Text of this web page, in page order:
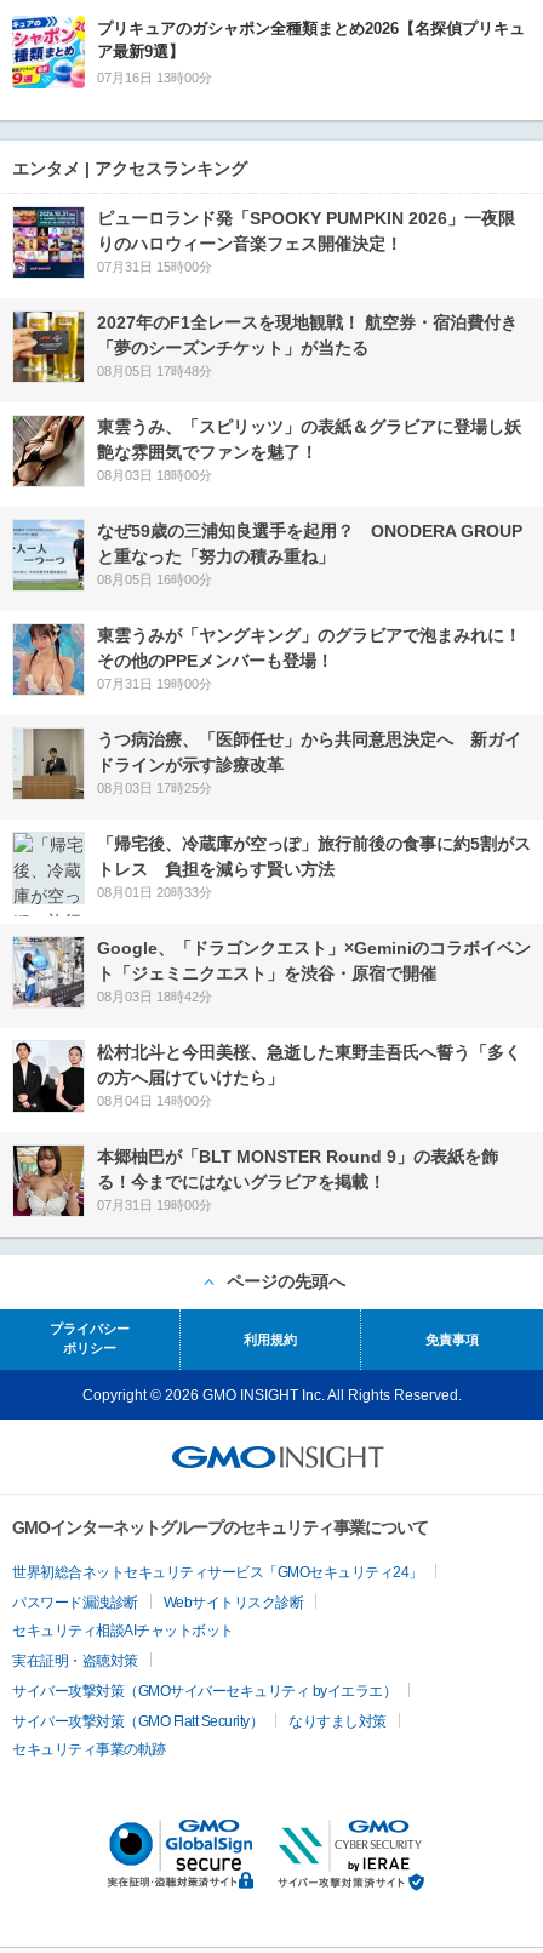
プリキュアのガシャポン全種類まとめ2026【名探偵プリキュ
ア最新9選】
07月16日 13時00分
エンタメ | アクセスランキング
ピューロランド発「SPOOKY PUMPKIN 2026」一夜限
りのハロウィーン音楽フェス開催決定！
07月31日 15時00分
2027年のF1全レースを現地観戦！ 航空券・宿泊費付き
「夢のシーズンチケット」が当たる
08月05日 17時48分
東雲うみ、「スピリッツ」の表紙＆グラビアに登場し妖
艶な雰囲気でファンを魅了！
08月03日 18時00分
なぜ59歳の三浦知良選手を起用？ ONODERA GROUP
と重なった「努力の積み重ね」
08月05日 16時00分
東雲うみが「ヤングキング」のグラビアで泡まみれに！
その他のPPEメンバーも登場！
07月31日 19時00分
うつ病治療、「医師任せ」から共同意思決定へ 新ガイ
ドラインが示す診療改革
08月03日 17時25分
「帰宅後、冷蔵庫が空っぽ」旅行前後の食事に約5割がス
トレス 負担を減らす賢い方法
08月01日 20時33分
Google、「ドラゴンクエスト」×Geminiのコラボイベン
ト「ジェミニクエスト」を渋谷・原宿で開催
08月03日 18時42分
松村北斗と今田美桜、急逝した東野圭吾氏へ誓う「多く
の方へ届けていけたら」
08月04日 14時00分
本郷柚巴が「BLT MONSTER Round 9」の表紙を飾
る！今までにはないグラビアを掲載！
07月31日 19時00分
ページの先頭へ
プライバシー
ポリシー
利用規約 免責事項
Copyright © 2026 GMO INSIGHT Inc. All Rights Reserved.
GMOインターネットグループのセキュリティ事業について
世界初総合ネットセキュリティサービス「GMOセキュリティ24」
パスワード漏洩診断
Webサイトリスク診断
セキュリティ相談AIチャットボット
実在証明・盗聴対策
サイバー攻撃対策（GMOサイバーセキュリティ byイエラエ）
サイバー攻撃対策（GMO Flatt Security）
なりすまし対策
セキュリティ事業の軌跡